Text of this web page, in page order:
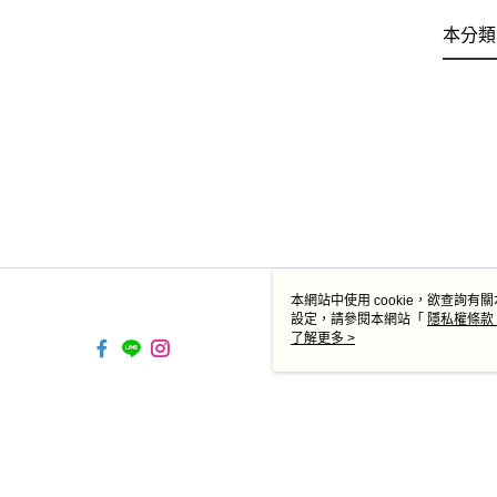
本分
本網站中使用 cookie，欲查詢有
設定，請參閱本網站「 隱私權條款
使用 cookie。
了解更多 >